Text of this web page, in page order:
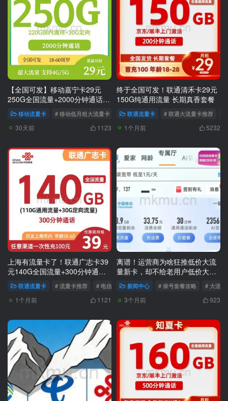
【全国可发】移动嘉宁卡29元
250G全国流量+2000分钟通话，
随时下架！
移动流量卡 # 移动低月租大流量卡 # 移动流量卡推荐 # 移动大流量卡推荐
30天前 1123
终于全国可发！联通清禾卡29元
150G纯通用流量 长期真香套餐
联通流量卡 # 联通大流量卡推荐
1个月前 5232
上海有流量卡了！联通广志卡39
元140G全国流量+300分钟通话
只发上海
联通流量卡 # 流量卡推荐 # 电信流量卡套餐 # 电信流量卡申请
1个月前 1121
离谱！运营商为啥狂推低价大流
量新卡，却不给老用户低价大流
量包？
新闻中心 # 保号套餐攻略 # 大流量
3个月前 923